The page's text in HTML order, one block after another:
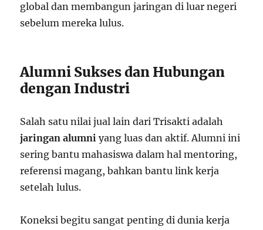
global dan membangun jaringan di luar negeri
sebelum mereka lulus.
Alumni Sukses dan Hubungan
dengan Industri
Salah satu nilai jual lain dari Trisakti adalah
jaringan alumni yang luas dan aktif. Alumni ini
sering bantu mahasiswa dalam hal mentoring,
referensi magang, bahkan bantu link kerja
setelah lulus.
Koneksi begitu sangat penting di dunia kerja